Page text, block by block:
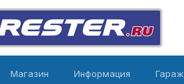
Магазин Информация Гараж